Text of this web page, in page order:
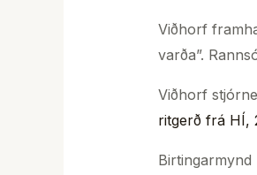
Viðhorf
varða”.
Viðhorf
ritgerð frá HÍ,